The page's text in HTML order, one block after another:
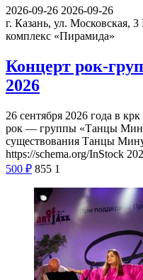
2026-09-26 2026-09-26
г. Казань, ул. Московская, 3
комплекс «Пирамида»
Концерт рок-
2026
26 сентября 2026 года в
рок — группы «Танцы
существования Танцы
https://schema.org/InStock
500 ₽ 855 1